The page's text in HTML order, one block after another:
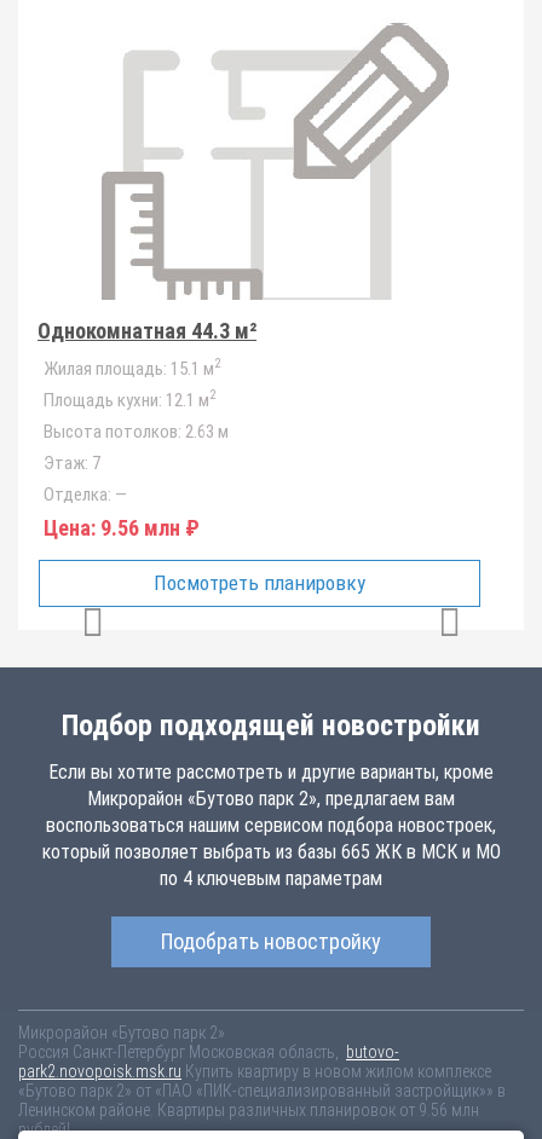
Однокомнатная 44.3 м²
Жилая площадь: 15.1 м2
Площадь кухни: 12.1 м2
Высота потолков: 2.63 м
Этаж: 7
Отделка: —
Цена: 9.56 млн ₽
Посмотреть планировку
Подбор подходящей новостройки
Если вы хотите рассмотреть и другие варианты, кроме
Микрорайон «Бутово парк 2», предлагаем вам
воспользоваться нашим сервисом подбора новостроек,
который позволяет выбрать из базы 665 ЖК в МСК и МО
по 4 ключевым параметрам
Подобрать новостройку
Микрорайон «Бутово парк 2»
Россия Санкт-Петербург Московская область,
butovo-
park2.novopoisk.msk.ru Купить квартиру в новом жилом комплексе
«Бутово парк 2» от «ПАО «ПИК-специализированный застройщик»» в
Ленинском районе. Квартиры различных планировок от 9.56 млн
рублей!